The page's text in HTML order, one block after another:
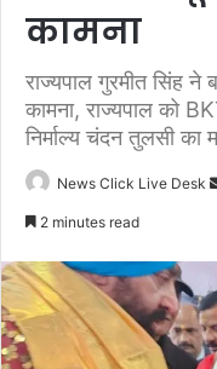
कामना
राज्यपाल गुरमीत सिंह ने
कामना, राज्यपाल को
निर्माल्य चंदन तुलसी का
News Click Live Desk
2 minutes read